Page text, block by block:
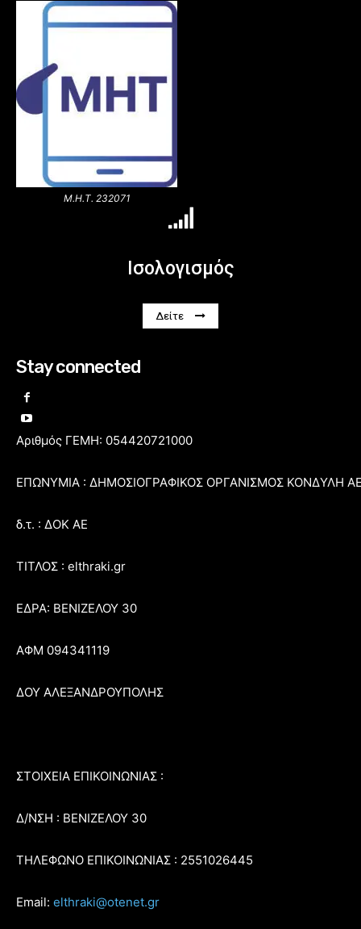
Μ.Η.Τ. 232071
Ισολογισμός
Δείτε
Stay connected
Αριθμός ΓΕΜΗ: 054420721000
ΕΠΩΝΥΜΙΑ : ΔΗΜΟΣΙΟΓΡΑΦΙΚΟΣ ΟΡΓΑΝΙΣΜΟΣ ΚΟΝΔΥΛΗ
δ.τ. : ΔΟΚ ΑΕ
ΤΙΤΛΟΣ : elthraki.gr
ΕΔΡΑ: ΒΕΝΙΖΕΛΟΥ 30
ΑΦΜ 094341119
ΔΟΥ ΑΛΕΞΑΝΔΡΟΥΠΟΛΗΣ
ΣΤΟΙΧΕΙΑ ΕΠΙΚΟΙΝΩΝΙΑΣ :
Δ/ΝΣΗ : ΒΕΝΙΖΕΛΟΥ 30
ΤΗΛΕΦΩΝΟ ΕΠΙΚΟΙΝΩΝΙΑΣ : 2551026445
Email: elthraki@otenet.gr